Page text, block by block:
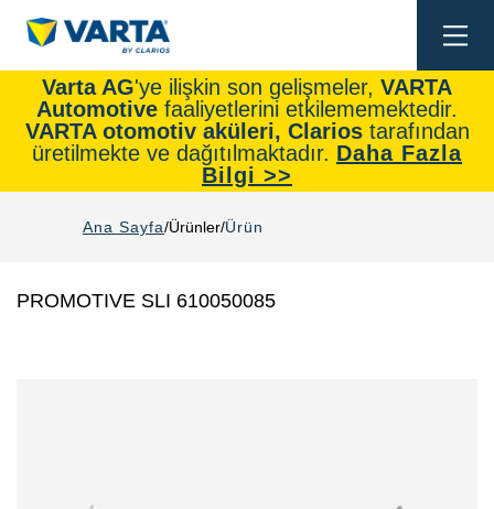
Varta AG'ye ilişkin son gelişmeler, VARTA
Automotive faaliyetlerini etkilememektedir.
VARTA otomotiv aküleri, Clarios tarafından
üretilmekte ve dağıtılmaktadır. Daha Fazla
Bilgi >>
Ana Sayfa Ürünler Ürün
PROMOTIVE SLI 610050085